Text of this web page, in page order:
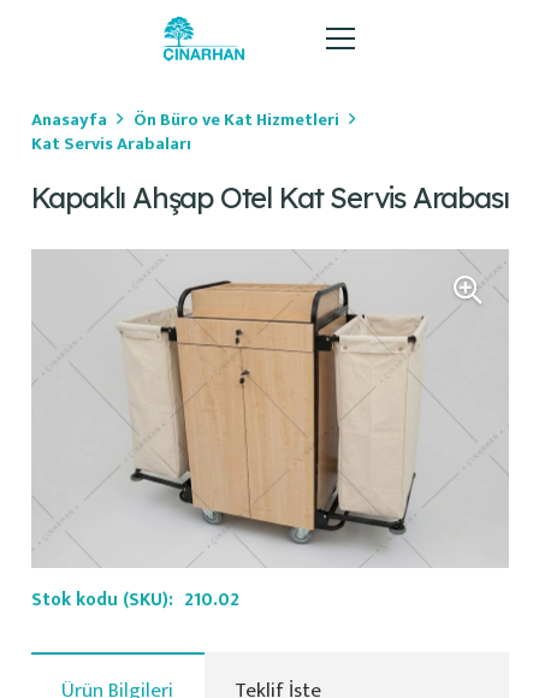
Anasayfa
Ön Büro ve Kat Hizmetleri
Kat Servis Arabaları
Kapaklı Ahşap Otel Kat Servis Arabası
Stok kodu (SKU): 210.02
Ürün Bilgileri Teklif İste